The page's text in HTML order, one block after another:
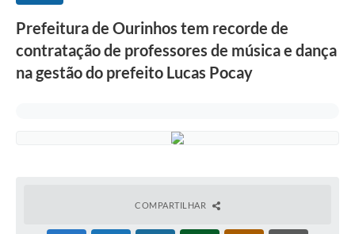
Secretarias
Ouvidoria
Prefeitura de Ourinhos tem recorde de
contratação de professores de música e dança
na gestão do prefeito Lucas Pocay
COMPARTILHAR